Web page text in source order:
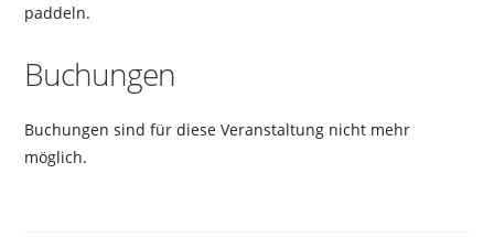
paddeln.
Buchungen
Buchungen sind für diese Veranstaltung nicht mehr
möglich.